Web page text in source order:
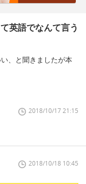
英語でなんて言う
、と聞きましたが本
2018/10/17 21:15
2018/10/18 10:45